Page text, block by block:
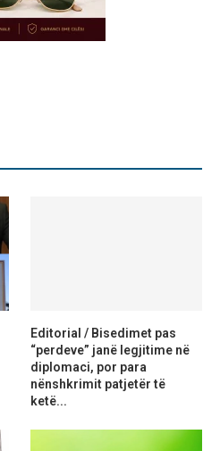
Editorial / Bisedimet pas
“perdeve” janë legjitime në
diplomaci, por para
nënshkrimit patjetër të
ketë...